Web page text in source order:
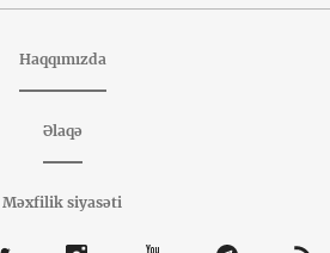
Haqqımızda
Əlaqə
Məxfilik siyasəti